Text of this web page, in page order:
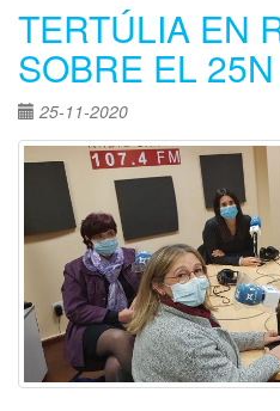
TERTÚLIA EN
SOBRE EL 25N
25-11-2020